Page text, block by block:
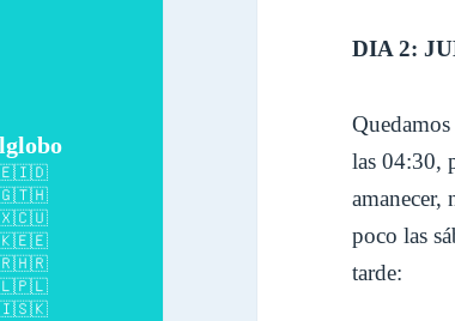
DIA 2:
las 04:30,
amanecer,
poco las
tarde: